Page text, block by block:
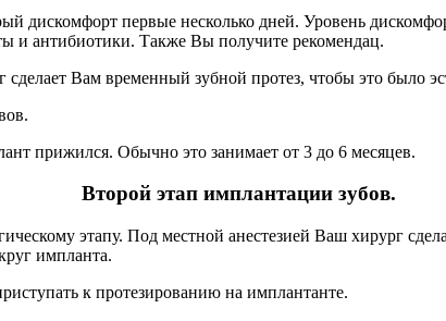
дискомфорт первые несколько дней. Уровень
и антибиотики. Также Вы получите рекомендац.
Вам временный зубной протез, чтобы это было
прижился. Обычно это занимает от 3 до 6 месяцев.
Второй этап имплантации зубов.
этапу. Под местной анестезией Ваш хирург
импланта.
к протезированию на имплантанте.